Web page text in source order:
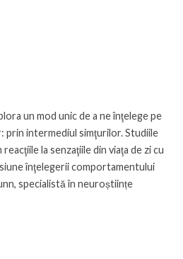
un mod unic de a ne înţelege pe
prin intermediul simţurilor. Studiile
la senzaţiile din viaţa de zi cu
înţelegerii comportamentului
specialistă în neuroștiințe